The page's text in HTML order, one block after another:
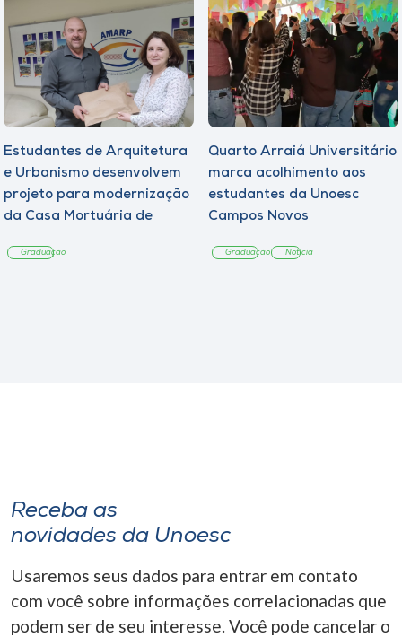
Estudantes de Arquitetura
e Urbanismo desenvolvem
projeto para modernização
da Casa Mortuária de
Graduação
Quarto Arraiá Universitário
marca acolhimento aos
estudantes da Unoesc
Campos Novos
Graduação Notícia
Receba as
novidades da Unoesc
Usaremos seus dados para entrar em contato
com você sobre informações correlacionadas que
podem ser de seu interesse. Você pode cancelar o